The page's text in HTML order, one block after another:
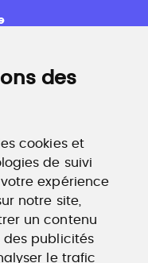
des
cookies et
de suivi
expérience
notre site,
un contenu
des publicités
le trafic
784.000 visites et
aux métiers